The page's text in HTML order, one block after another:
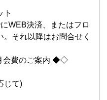
ト
WEB決済、またはフロ
それ以降はお問合せく
会費のご案内 ◆◇
じて)